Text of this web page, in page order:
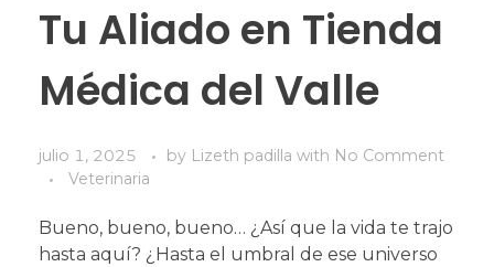
Tu Aliado en Tienda
Médica del Valle
julio 1, 2025 by Lizeth padilla with No Comment
Veterinaria
Bueno, bueno, bueno… ¿Así que la vida te trajo
hasta aquí? ¿Hasta el umbral de ese universo